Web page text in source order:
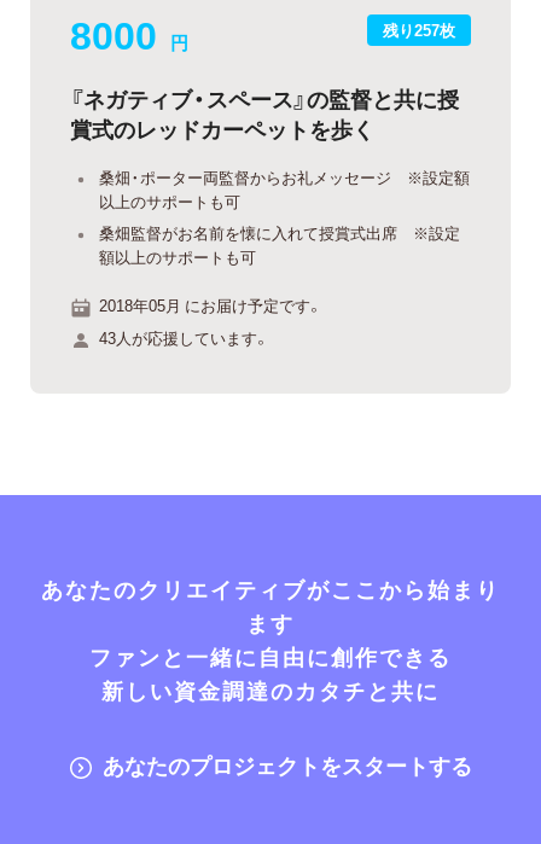
残り257枚
8000 円
『ネガティブ・スペース』の監督と共に授
賞式のレッドカーペットを歩く
桑畑・ポーター両監督からお礼メッセージ ※設定額
以上のサポートも可
桑畑監督がお名前を懐に入れて授賞式出席 ※設定
額以上のサポートも可
2018年05月 にお届け予定です。
43人が応援しています。
あなたのクリエイティブがここから始まり
ます
ファンと一緒に自由に創作できる
新しい資金調達のカタチと共に
あなたのプロジェクトをスタートする